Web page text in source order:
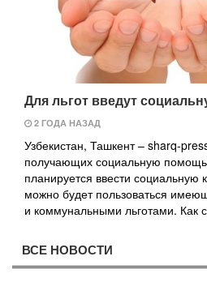
Для льгот введут
2 ГОДА НАЗАД
Узбекистан, Ташкент – sharq-
получающих социальную
планируется ввести
можно будет пользоваться
и коммунальными льготами. Как
ВСЕ НОВОСТИ